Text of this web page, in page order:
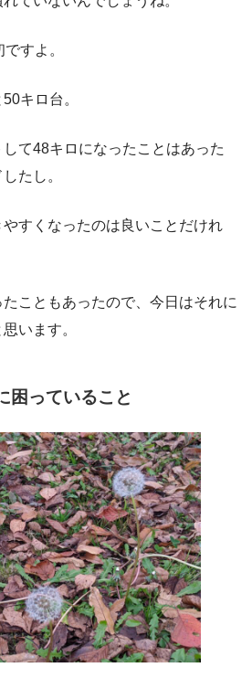
すよ。
キロ台。
て48キロになったことはあった
たし。
すくなったのは良いことだけれ
こともあったので、今日はそれに
います。
困っていること